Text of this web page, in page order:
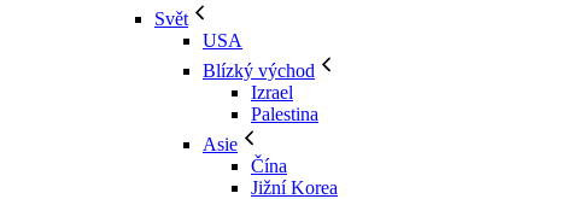
Svět
USA
Blízký východ
Izrael
Palestina
Asie
Čína
Jižní Korea